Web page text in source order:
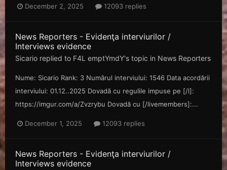
December 2, 2025 12093 replies
News Reporters - Evidenţa interviurilor /
Interviews evidence
Sicario replied to F4L emptYmdY's topic in News Reporters
Nume: Sicario Rank: 3 Numărul interviului: 1546 Data acordării
interviului: 01.12..2025 Dovadă cu regulile impuse pe [/l]:
https://imgur.com/a/Zvzrybu Dovadă cu [/livemembers]:...
December 1, 2025 12093 replies
News Reporters - Evidenţa interviurilor /
Interviews evidence